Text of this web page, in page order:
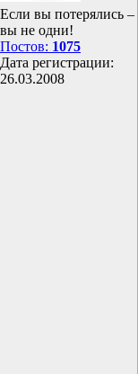
Если вы потерялись –
вы не одни!
Постов: 1075
Дата регистрации:
26.03.2008